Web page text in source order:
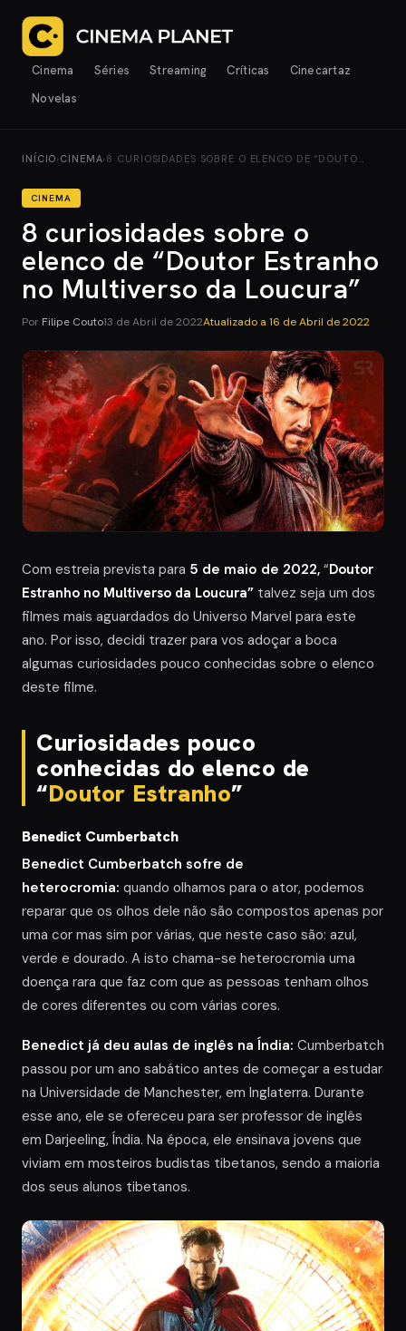
Cinema Séries Streaming Críticas
Cinecartaz
Novelas
INÍCIO› CINEMA› 8 CURIOSIDADES SOBRE O ELENCO DE “DOUTO…
CINEMA
8 curiosidades sobre o
elenco de “Doutor Estranho
no Multiverso da Loucura”
Por Filipe Couto13 de Abril de 2022Atualizado a 16 de Abril de 2022
Com estreia prevista para 5 de maio de 2022, “Doutor
Estranho no Multiverso da Loucura” talvez seja um dos
filmes mais aguardados do Universo Marvel para este
ano. Por isso, decidi trazer para vos adoçar a boca
algumas curiosidades pouco conhecidas sobre o elenco
deste filme.
Curiosidades pouco
conhecidas do elenco de
“Doutor Estranho”
Benedict Cumberbatch
Benedict Cumberbatch sofre de
heterocromia: quando olhamos para o ator, podemos
reparar que os olhos dele não são compostos apenas por
uma cor mas sim por várias, que neste caso são: azul,
verde e dourado. A isto chama-se heterocromia uma
doença rara que faz com que as pessoas tenham olhos
de cores diferentes ou com várias cores.
Benedict já deu aulas de inglês na Índia: Cumberbatch
passou por um ano sabático antes de começar a estudar
na Universidade de Manchester, em Inglaterra. Durante
esse ano, ele se ofereceu para ser professor de inglês
em Darjeeling, Índia. Na época, ele ensinava jovens que
viviam em mosteiros budistas tibetanos, sendo a maioria
dos seus alunos tibetanos.